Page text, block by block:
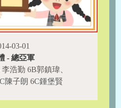
03-01
- 總亞軍
浩勤 6B郭鎮瑋、
陳子朗 6C鍾堡賢